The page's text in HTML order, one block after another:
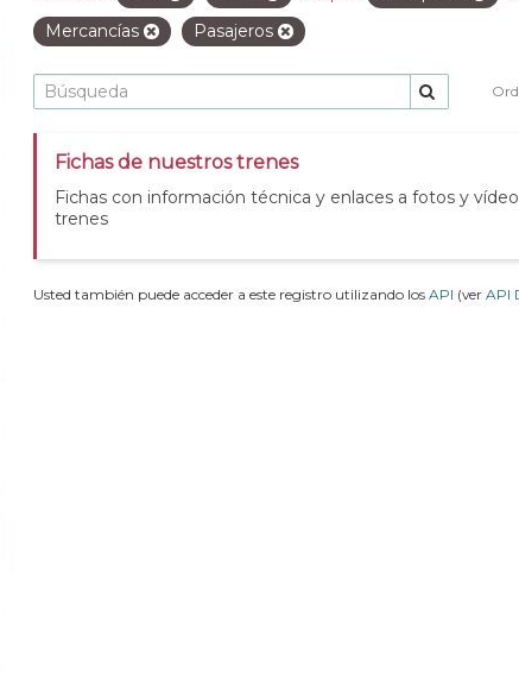
Mercancías
Pasajeros
Fichas de nuestros trenes
Fichas con información técnica y enlaces a fotos y
trenes
Usted también puede acceder a este registro utilizando los API (ver API